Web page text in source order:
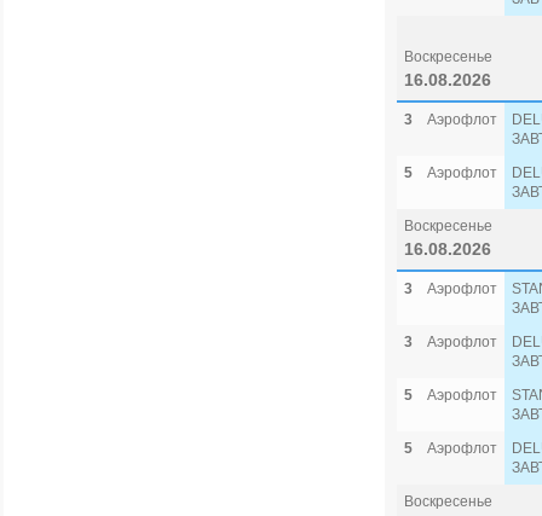
Воскресенье
16.08.2026
3 Аэрофлот
5
Аэрофлот
Воскресенье
16.08.2026
3 Аэрофлот
3
Аэрофлот
5
Аэрофлот
5
Аэрофлот
Воскресенье